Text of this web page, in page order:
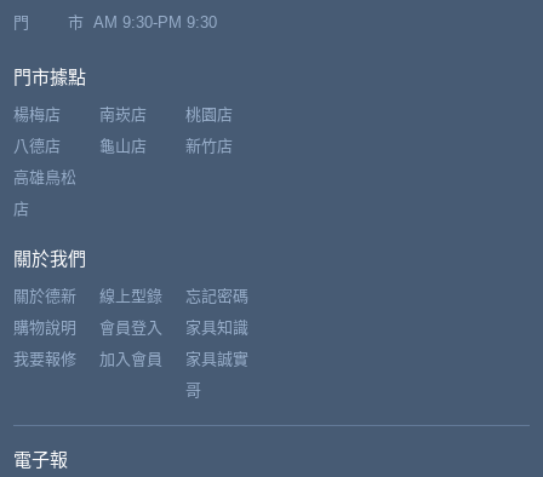
門 市 AM 9:30-PM 9:30
門市據點
楊梅店
八德店
南崁店
龜山店
桃園店
新竹店
高雄鳥松
店
關於我們
關於德新
購物說明
我要報修
線上型錄
會員登入
加入會員
忘記密碼
家具知識
家具誠實
哥
電子報